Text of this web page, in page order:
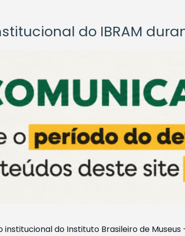
do IBRAM
do Instituto Brasileiro de